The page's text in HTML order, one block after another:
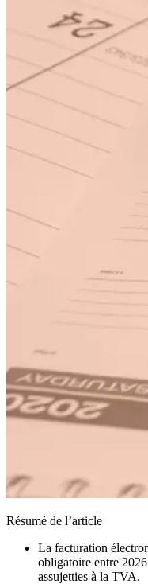
Résumé de l’article
La facturation
obligatoire entre
assujetties à la TVA.